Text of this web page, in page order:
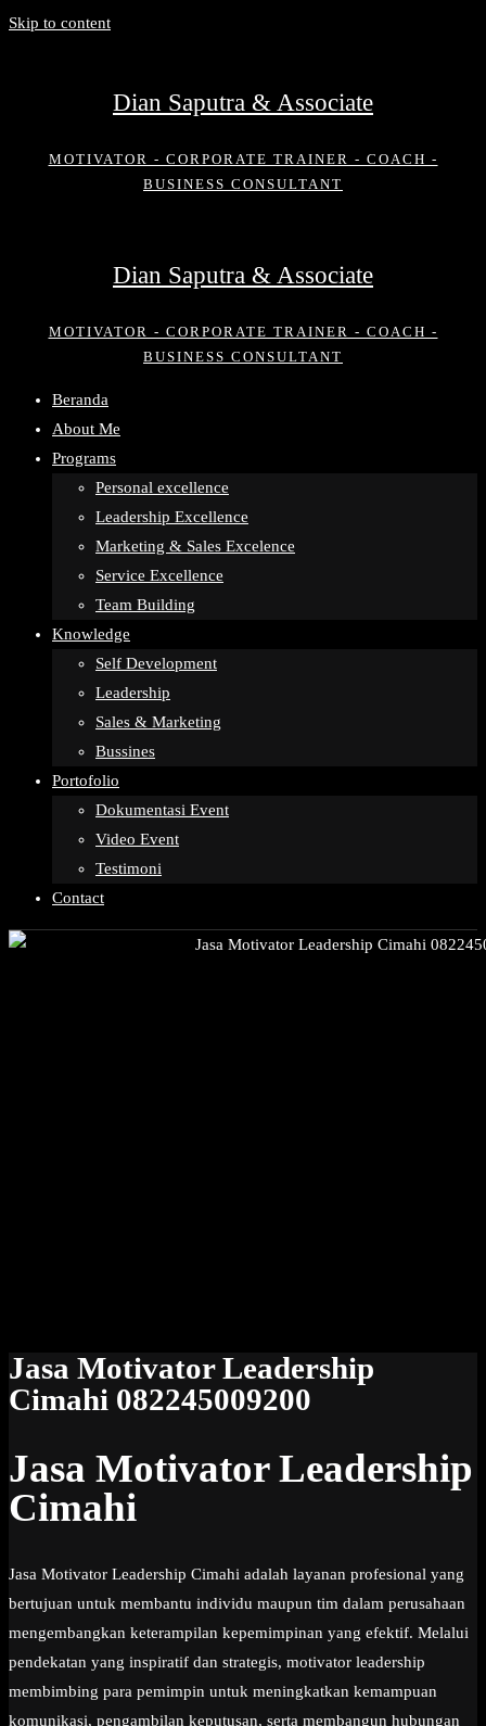
Skip to content
Dian Saputra & Associate
MOTIVATOR - CORPORATE TRAINER - COACH -
BUSINESS CONSULTANT
Dian Saputra & Associate
MOTIVATOR - CORPORATE TRAINER - COACH -
BUSINESS CONSULTANT
Beranda
About Me
Programs
Personal excellence
Leadership Excellence
Marketing & Sales Excelence
Service Excellence
Team Building
Knowledge
Self Development
Leadership
Sales & Marketing
Bussines
Portofolio
Dokumentasi Event
Video Event
Testimoni
Contact
Jasa Motivator Leadership
Cimahi 082245009200
Jasa Motivator Leadership
Cimahi
Jasa Motivator Leadership Cimahi adalah layanan profesional yang
bertujuan untuk membantu individu maupun tim dalam perusahaan
mengembangkan keterampilan kepemimpinan yang efektif. Melalui
pendekatan yang inspiratif dan strategis, motivator leadership
membimbing para pemimpin untuk meningkatkan kemampuan
komunikasi, pengambilan keputusan, serta membangun hubungan